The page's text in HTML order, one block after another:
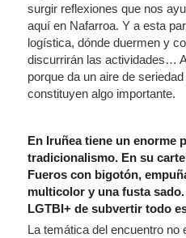
surgir reflexiones que nos
aquí en Nafarroa. Y a esta
logística, dónde duermen y
discurrirán las actividades…
porque da un aire de
constituyen algo importante.
En Iruñea tiene un enorme
tradicionalismo. En su
Fueros con bigotón,
multicolor y una fusta
LGTBI+ de subvertir todo
La temática del encuentro no